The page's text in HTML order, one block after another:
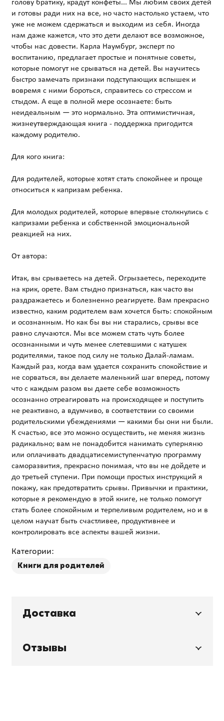
голову братику, крадут конфеты... Мы любим своих детей
и готовы ради них на все, но часто настолько устаем, что
уже не можем сдержаться и выходим из себя. Иногда
нам даже кажется, что это дети делают все возможное,
чтобы нас довести. Карла Наумбург, эксперт по
воспитанию, предлагает простые и понятные советы,
которые помогут не срываться на детей. Вы научитесь
быстро замечать признаки подступающих вспышек и
вовремя с ними бороться, справитесь со стрессом и
стыдом. А еще в полной мере осознаете: быть
неидеальным — это нормально. Эта оптимистичная,
жизнеутверждающая книга - поддержка пригодится
каждому родителю.
Для кого книга:
Для родителей, которые хотят стать спокойнее и проще
относиться к капризам ребенка.
Для молодых родителей, которые впервые столкнулись с
капризами ребенка и собственной эмоциональной
реакцией на них.
От автора:
Итак, вы срываетесь на детей. Огрызаетесь, переходите
на крик, орете. Вам стыдно признаться, как часто вы
раздражаетесь и болезненно реагируете. Вам прекрасно
известно, каким родителем вам хочется быть: спокойным
и осознанным. Но как бы вы ни старались, срывы все
равно случаются. Мы все можем стать чуть более
осознанными и чуть менее слетевшими с катушек
родителями, такое под силу не только Далай-ламам.
Каждый раз, когда вам удается сохранить спокойствие и
не сорваться, вы делаете маленький шаг вперед, потому
что с каждым разом вы даете себе возможность
осознанно отреагировать на происходящее и поступить
не реактивно, а вдумчиво, в соответствии со своими
родительскими убеждениями — какими бы они ни были.
К счастью, все это можно осуществить, не меняя жизнь
радикально; вам не понадобится нанимать суперняню
или оплачивать двадцатисемиступенчатую программу
саморазвития, прекрасно понимая, что вы не дойдете и
до третьей ступени. При помощи простых инструкций я
покажу, как предотвратить срывы. Привычки и практики,
которые я рекомендую в этой книге, не только помогут
стать более спокойным и терпеливым родителем, но и в
целом научат быть счастливее, продуктивнее и
Категории:
Книги для родителей
Доставка
Отзывы